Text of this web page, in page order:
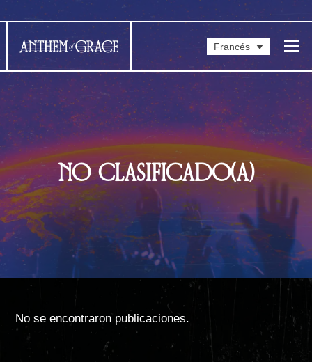
Francés
NO CLASIFICADO(A)
No se encontraron publicaciones.